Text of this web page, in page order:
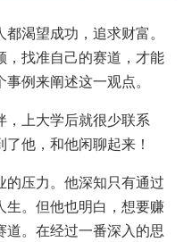
渴望成功，追求财富。
，找准自己的赛道，才能
例来阐述这一观点。
，上大学后就很少联系
他，和他闲聊起来！
压力。他深知只有通过
生。但他也明白，想要赚
。在经过一番深入的思